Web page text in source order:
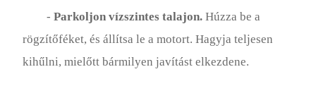
- Parkoljon vízszintes talajon. Húzza be a
rögzítőféket, és állítsa le a motort. Hagyja teljesen
kihűlni, mielőtt bármilyen javítást elkezdene.